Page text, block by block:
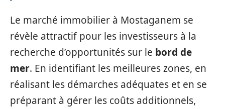
Le marché immobilier à Mostaganem se
révèle attractif pour les investisseurs à la
recherche d’opportunités sur le bord de
mer. En identifiant les meilleures zones, en
réalisant les démarches adéquates et en se
préparant à gérer les coûts additionnels,